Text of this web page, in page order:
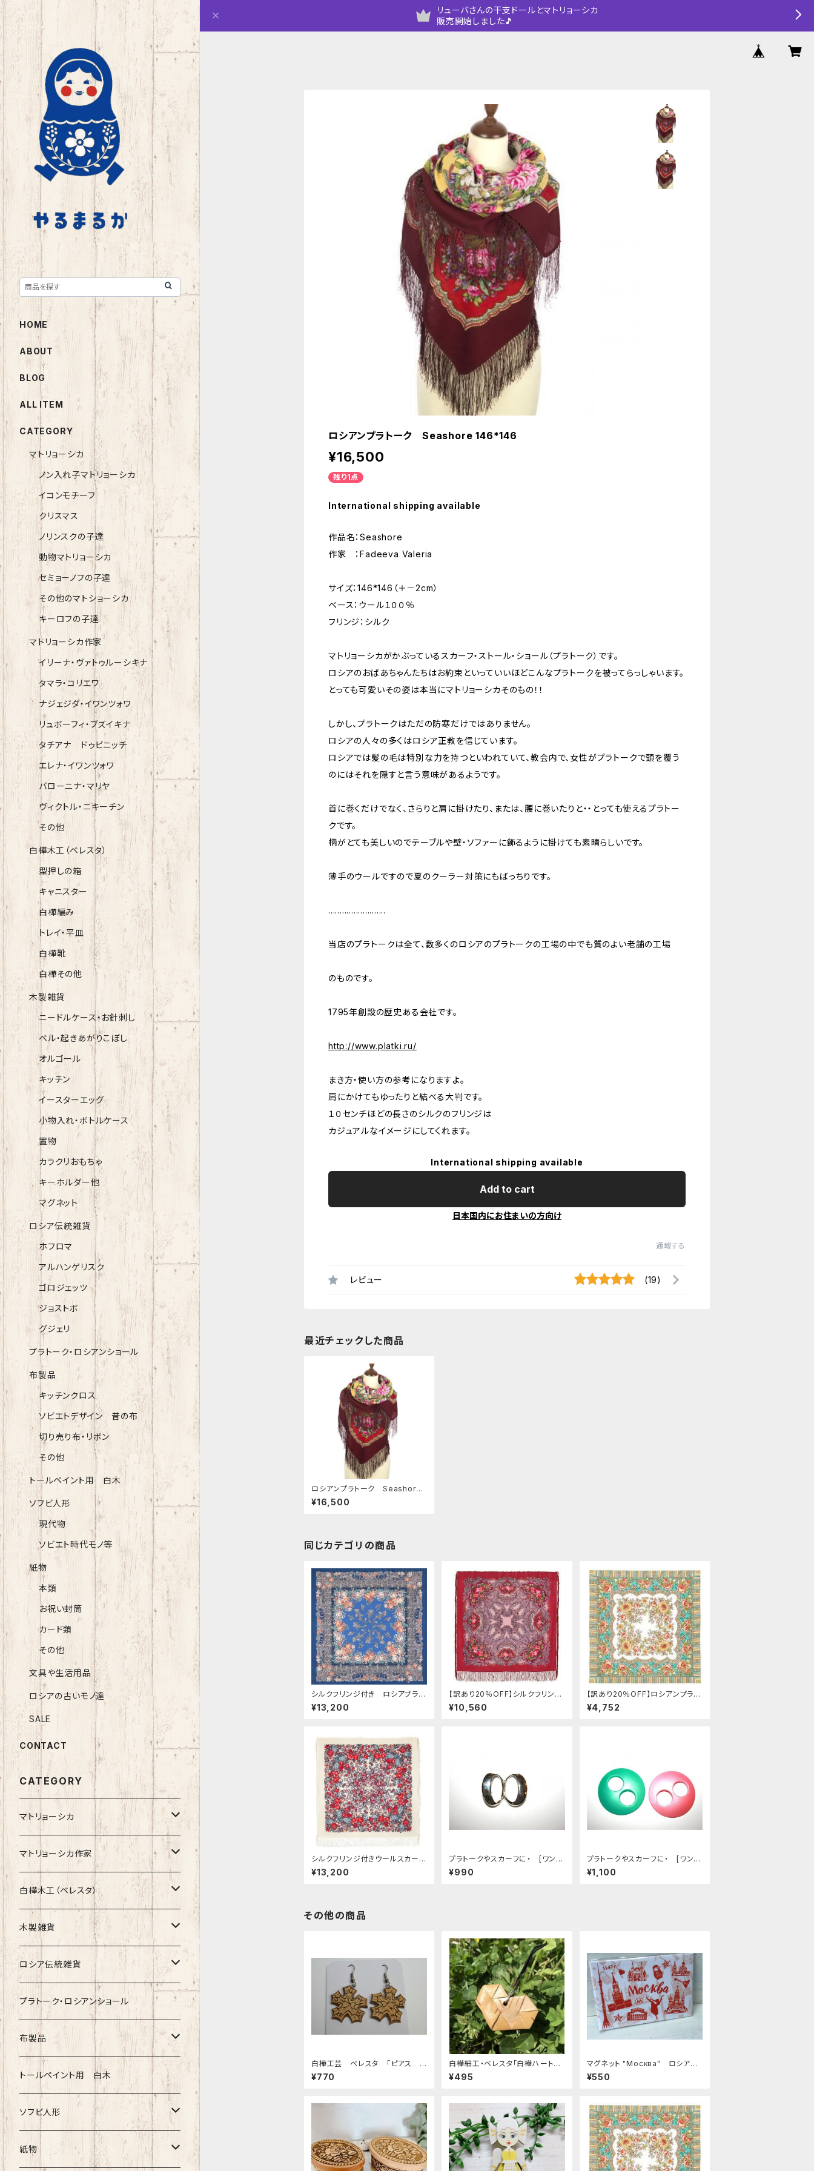
リューバさんの干支ドールとマトリョーシカ
販売開始しました🎵
ロシアンプラトーク Seashore 146*146
¥16,500
残り1点
International shipping available
作品名：Seashore
作家 ：Fadeeva Valeria
サイズ：146*146（＋－2cm）
ベース：ウール１００％
フリンジ：シルク
マトリョーシカがかぶっているスカーフ・ストール・ショール（プラトーク）です。
ロシアのおばあちゃんたちはお約束といっていいほどこんなプラトークを被ってらっしゃいます。
とっても可愛いその姿は本当にマトリョーシカそのもの！！
しかし、プラトークはただの防寒だけではありません。
ロシアの人々の多くはロシア正教を信じています。
ロシアでは髪の毛は特別な力を持つといわれていて、教会内で、女性がプラトークで頭を覆う
のにはそれを隠すと言う意味があるようです。
首に巻くだけでなく、さらりと肩に掛けたり、または、腰に巻いたりと・・とっても使えるプラトー
クです。
柄がとても美しいのでテーブルや壁・ソファーに飾るように掛けても素晴らしいです。
薄手のウールですので夏のクーラー対策にもばっちりです。
.........................
当店のプラトークは全て、数多くのロシアのプラトークの工場の中でも質のよい老舗の工場
のものです。
1795年創設の歴史ある会社です。
http://www.platki.ru/
まき方・使い方の参考になりますよ。
肩にかけてもゆったりと結べる大判です。
１０センチほどの長さのシルクのフリンジは
カジュアルなイメージにしてくれます。
International shipping available
Add to cart
日本国内にお住まいの方向け
通報する
レビュー (19)
最近チェックした商品
ロシアンプラトーク Seashore 1
46*146
¥16,500
同じカテゴリの商品
シルクフリンジ付き ロシアプラト
ーク「ベッドタイムストーリー」125
x125 cm
¥13,200
【訳あり20％OFF】シルクフリンジ
付きウールスカーフ ロシアンプラ
トーク 「蝶々の夢」125x125 cm
¥10,560
【訳あり20％OFF】ロシアンプラト
¥4,752
シルクフリンジ付きウールスカーフ
ロシアンプラトーク 「疲れた太陽」
125x125 cm
¥13,200
プラトークやスカーフに・ [ワンダ
ーボタン] スカーフバックル 「８
の字」
¥990
プラトークやスカーフに・ [ワンダ
ーボタン] スカーフバックル 「ボ
タンラウンド(大)」
¥1,100
その他の商品
白樺工芸 ベレスタ 「ピアス メ
イプル 葉の模様」. BE068
¥770
白樺細工・ベレスタ「白樺ハート型
ストラップ」 BE055
¥495
マグネット "Москва" ロシア土
産に最適 ZZ272
¥550
HOME
ABOUT
BLOG
ALL ITEM
CATEGORY
マトリョーシカ
ノン入れ子マトリョーシカ
イコンモチーフ
クリスマス
ノリンスクの子達
動物マトリョーシカ
セミョーノフの子達
その他のマトショーシカ
キーロフの子達
マトリョーシカ作家
イリーナ・ヴァトゥルーシキナ
タマラ・コリエワ
ナジェジダ・イワンツォワ
リュボーフィ・ブズイキナ
タチアナ ドゥビニッチ
エレナ・イワンツォワ
バローニナ・マリヤ
ヴィクトル・ニキーチン
その他
白樺木工（ベレスタ）
型押しの箱
キャニスター
白樺編み
トレイ・平皿
白樺靴
白樺その他
木製雑貨
ニードルケース・お針刺し
ベル・起きあがりこぼし
オルゴール
キッチン
イースターエッグ
小物入れ・ボトルケース
置物
カラクリおもちゃ
キーホルダー他
マグネット
ロシア伝統雑貨
ホフロマ
アルハンゲリスク
ゴロジェッツ
ジョストボ
グジェリ
プラトーク・ロシアンショール
布製品
キッチンクロス
ソビエトデザイン 昔の布
切り売り布・リボン
その他
トールペイント用 白木
ソフビ人形
現代物
ソビエト時代モノ等
紙物
本類
お祝い封筒
カード類
その他
文具や生活用品
ロシアの古いモノ達
SALE
CONTACT
CATEGORY
マトリョーシカ
ノン入れ子マトリョーシカ
イコンモチーフ
クリスマス
ノリンスクの子達
動物マトリョーシカ
セミョーノフの子達
その他のマトショーシカ
キーロフの子達
マトリョーシカ作家
イリーナ・ヴァトゥルーシキナ
タマラ・コリエワ
ナジェジダ・イワンツォワ
リュボーフィ・ブズイキナ
タチアナ ドゥビニッチ
エレナ・イワンツォワ
バローニナ・マリヤ
ヴィクトル・ニキーチン
白樺木工（ベレスタ）
型押しの箱
キャニスター
白樺編み
トレイ・平皿
白樺靴
白樺その他
木製雑貨
ニードルケース・お針刺し
ベル・起きあがりこぼし
オルゴール
キッチン
イースターエッグ
小物入れ・ボトルケース
ロシア伝統雑貨
ホフロマ
アルハンゲリスク
ゴロジェッツ
ジョストボ
グジェリ
プラトーク・ロシアンショール
布製品
キッチンクロス
ソビエトデザイン 昔の布
切り売り布・リボン
トールペイント用 白木
ソフビ人形
現代物
紙物